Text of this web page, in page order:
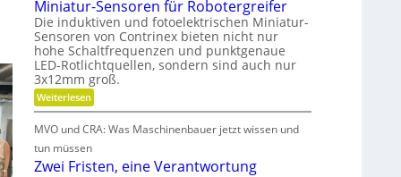
i
n
d
e
r
K
u
n
t
s
l
o
g
-
E
i
n
g
a
n
g
s
m
o
e
r
i
e
f
ü
r
j
e
d
e
e
i
b
u
s
t
e
u
n
d
s
i
c
h
e
r
Miniatur-Sensoren für Robotergreifer
Die induktiven und fotoelektrischen Miniatur-
Sensoren von Contrinex bieten nicht nur
hohe Schaltfrequenzen und punktgenaue
LED-Rotlichtquellen, sondern sind auch nur
3x12mm groß.
Weiterlesen:
M
n
i
t
MVO und CRA: Was Maschinenbauer jetzt wissen und
tun müssen
Zwei Fristen, eine Verantwortung